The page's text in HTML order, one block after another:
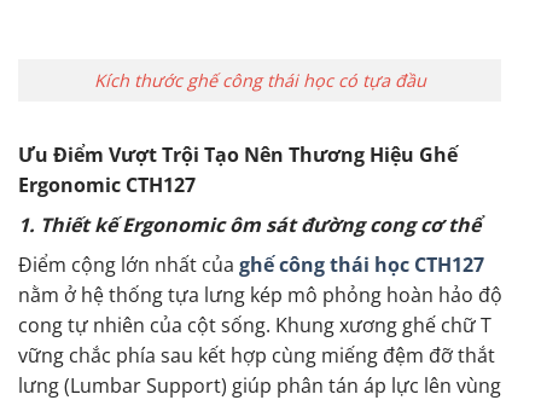
Kích thước ghế công thái học có tựa đầu
Ưu Điểm Vượt Trội Tạo Nên Thương Hiệu Ghế
Ergonomic CTH127
1. Thiết kế Ergonomic ôm sát đường cong cơ thể
Điểm cộng lớn nhất của ghế công thái học CTH127
nằm ở hệ thống tựa lưng kép mô phỏng hoàn hảo độ
cong tự nhiên của cột sống. Khung xương ghế chữ T
vững chắc phía sau kết hợp cùng miếng đệm đỡ thắt
lưng (Lumbar Support) giúp phân tán áp lực lên vùng